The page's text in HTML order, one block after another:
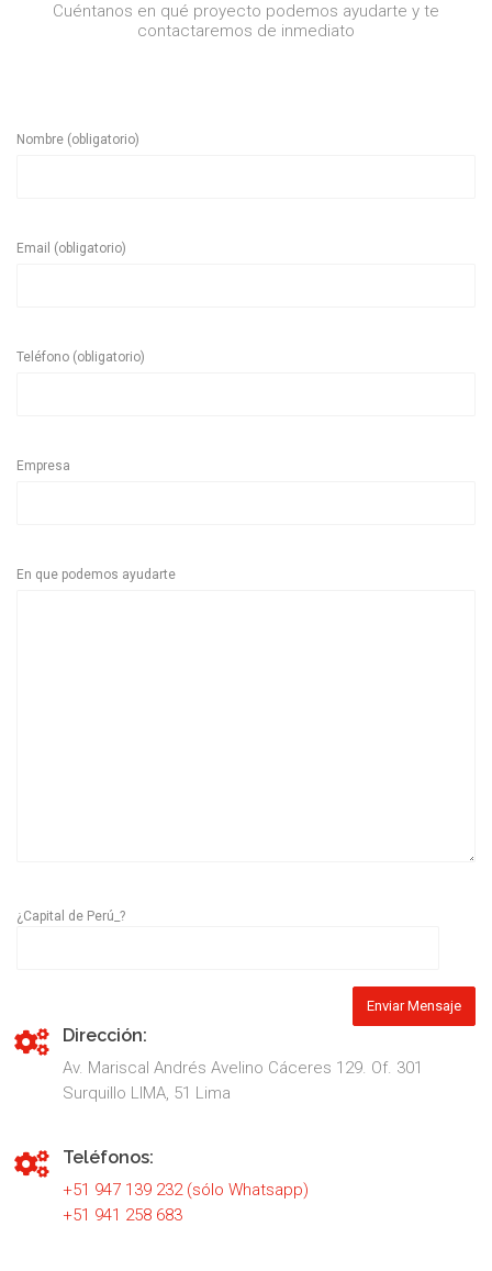
Cuéntanos en qué proyecto podemos ayudarte y te
contactaremos de inmediato
Nombre (obligatorio)
Email (obligatorio)
Teléfono (obligatorio)
Empresa
En que podemos ayudarte
¿Capital de Perú_?
Dirección:
Av. Mariscal Andrés Avelino Cáceres 129. Of. 301
Surquillo LIMA, 51 Lima
Teléfonos:
+51 947 139 232 (sólo Whatsapp)
+51 941 258 683